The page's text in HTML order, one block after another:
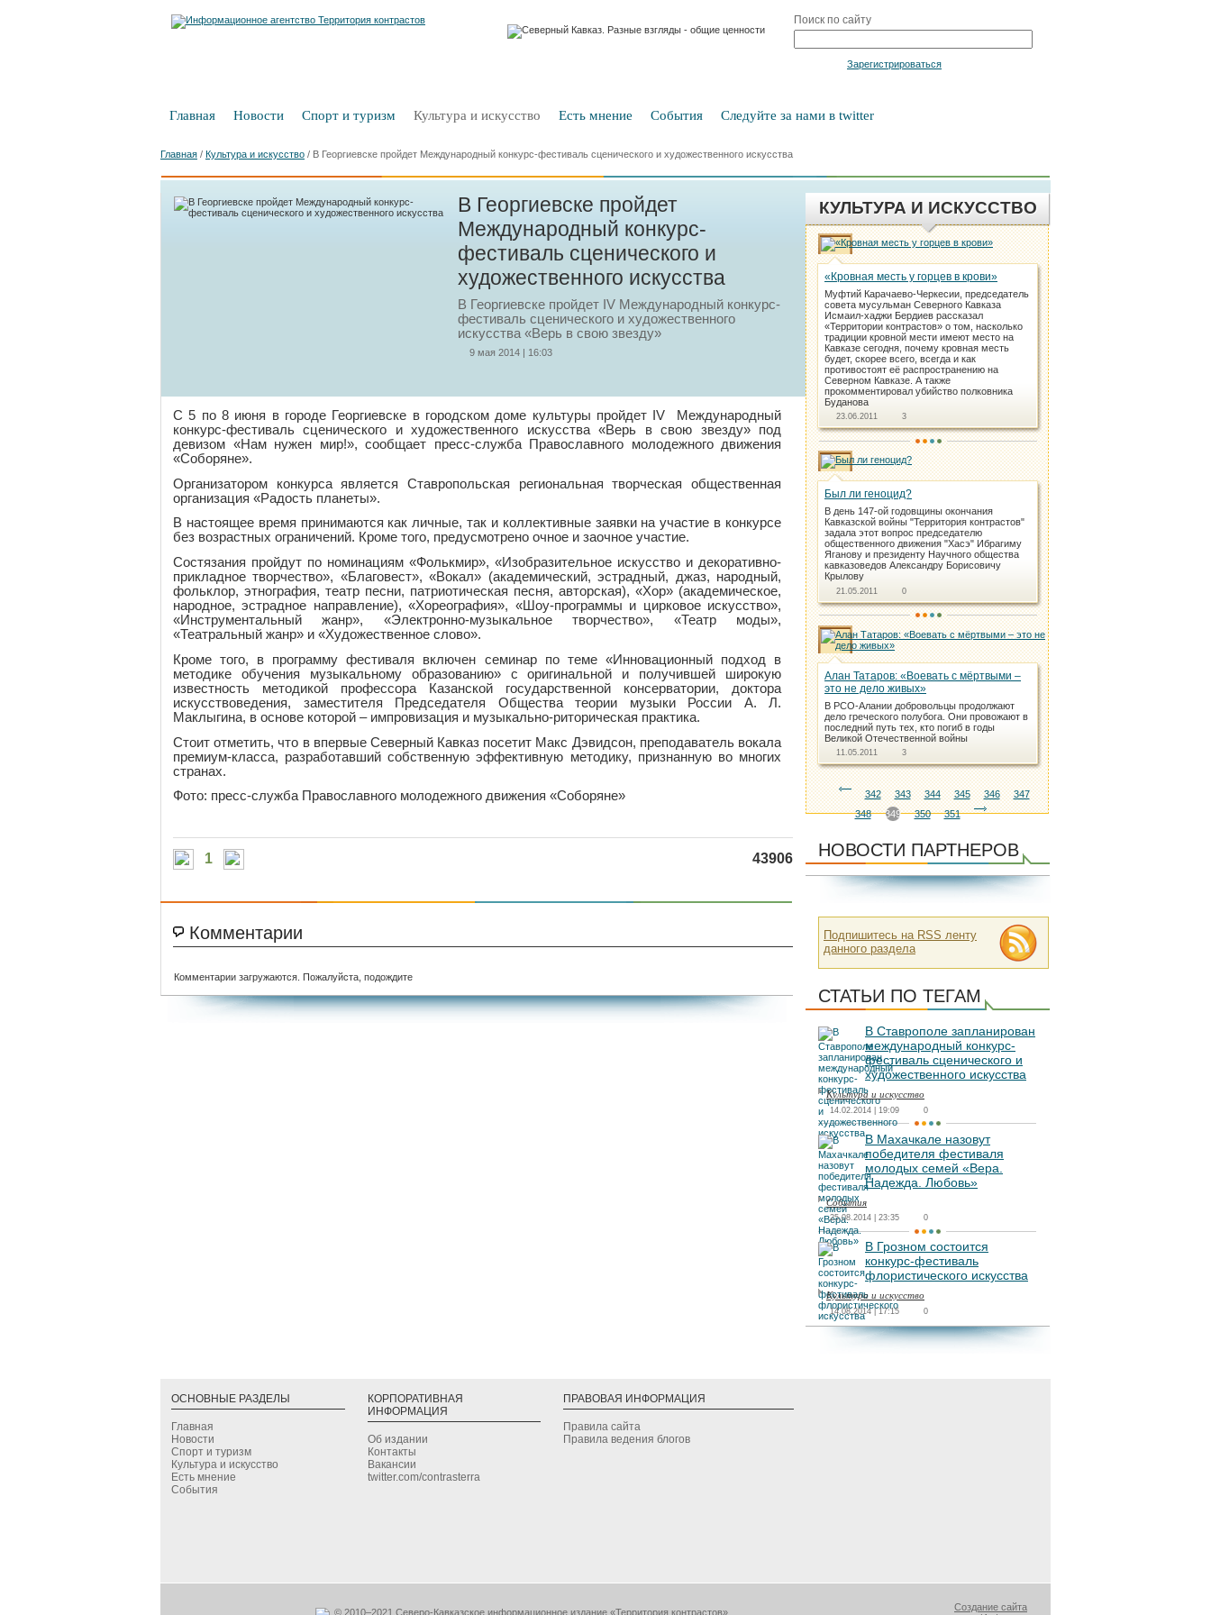
Поиск по сайту
Зарегистрироваться
Главная Новости Спорт и туризм Культура и искусство Есть мнение События Следуйте за нами в twitter
Главная / Культура и искусство / В Георгиевске пройдет Международный конкурс-фестиваль сценического и художественного искусства
В Георгиевске пройдет
Международный конкурс-
фестиваль сценического и
художественного искусства
В Георгиевске пройдет IV Международный конкурс-
фестиваль сценического и художественного
искусства «Верь в свою звезду»
9 мая 2014 | 16:03
С 5 по 8 июня в городе Георгиевске в городском доме культуры пройдет IV Международный
конкурс-фестиваль сценического и художественного искусства «Верь в свою звезду» под
девизом «Нам нужен мир!», сообщает пресс-служба Православного молодежного движения
«Соборяне».
Организатором конкурса является Ставропольская региональная творческая общественная
организация «Радость планеты».
В настоящее время принимаются как личные, так и коллективные заявки на участие в конкурсе
без возрастных ограничений. Кроме того, предусмотрено очное и заочное участие.
Состязания пройдут по номинациям «Фолькмир», «Изобразительное искусство и декоративно-
прикладное творчество», «Благовест», «Вокал» (академический, эстрадный, джаз, народный,
фольклор, этнография, театр песни, патриотическая песня, авторская), «Хор» (академическое,
народное, эстрадное направление), «Хореография», «Шоу-программы и цирковое искусство»,
«Инструментальный жанр», «Электронно-музыкальное творчество», «Театр моды»,
«Театральный жанр» и «Художественное слово».
Кроме того, в программу фестиваля включен семинар по теме «Инновационный подход в
методике обучения музыкальному образованию» с оригинальной и получившей широкую
известность методикой профессора Казанской государственной консерватории, доктора
искусствоведения, заместителя Председателя Общества теории музыки России А. Л.
Маклыгина, в основе которой – импровизация и музыкально-риторическая практика.
Стоит отметить, что в впервые Северный Кавказ посетит Макс Дэвидсон, преподаватель вокала
премиум-класса, разработавший собственную эффективную методику, признанную во многих
странах.
Фото: пресс-служба Православного молодежного движения «Соборяне»
1 43906
Комментарии
Комментарии загружаются. Пожалуйста, подождите
КУЛЬТУРА И ИСКУССТВО
«Кровная месть у горцев в крови»
Муфтий Карачаево-Черкесии, председатель
совета мусульман Северного Кавказа
Исмаил-хаджи Бердиев рассказал
«Территории контрастов» о том, насколько
традиции кровной мести имеют место на
Кавказе сегодня, почему кровная месть
будет, скорее всего, всегда и как
противостоят её распространению на
Северном Кавказе. А также
прокомментировал убийство полковника
Буданова
23.06.2011 3
Был ли геноцид?
В день 147-ой годовщины окончания
Кавказской войны "Территория контрастов"
задала этот вопрос председателю
общественного движения "Хасэ" Ибрагиму
Яганову и президенту Научного общества
кавказоведов Александру Борисовичу
Крылову
21.05.2011 0
Алан Татаров: «Воевать с мёртвыми –
это не дело живых»
В РСО-Алании добровольцы продолжают
дело греческого полубога. Они провожают в
последний путь тех, кто погиб в годы
Великой Отечественной войны
11.05.2011 3
342 343 344 345 346
347
348
349 350 351
НОВОСТИ ПАРТНЕРОВ
Подпишитесь на RSS ленту
данного раздела
СТАТЬИ ПО ТЕГАМ
В Ставрополе запланирован
международный конкурс-
фестиваль сценического и
художественного искусства
Культура и искусство
14.02.2014 | 19:09 0
В Махачкале назовут
победителя фестиваля
молодых семей «Вера.
Надежда. Любовь»
События
25.08.2014 | 23:35 0
В Грозном состоится
конкурс-фестиваль
флористического искусства
Культура и искусство
14.08.2014 | 17:15 0
ОСНОВНЫЕ РАЗДЕЛЫ
Главная
Новости
Спорт и туризм
Культура и искусство
Есть мнение
События
КОРПОРАТИВНАЯ
ИНФОРМАЦИЯ
Об издании
Контакты
Вакансии
twitter.com/contrasterra
ПРАВОВАЯ ИНФОРМАЦИЯ
Правила сайта
Правила ведения блогов
© 2010–2021 Северо-Кавказское информационное издание «Территория контрастов».
Создание сайта